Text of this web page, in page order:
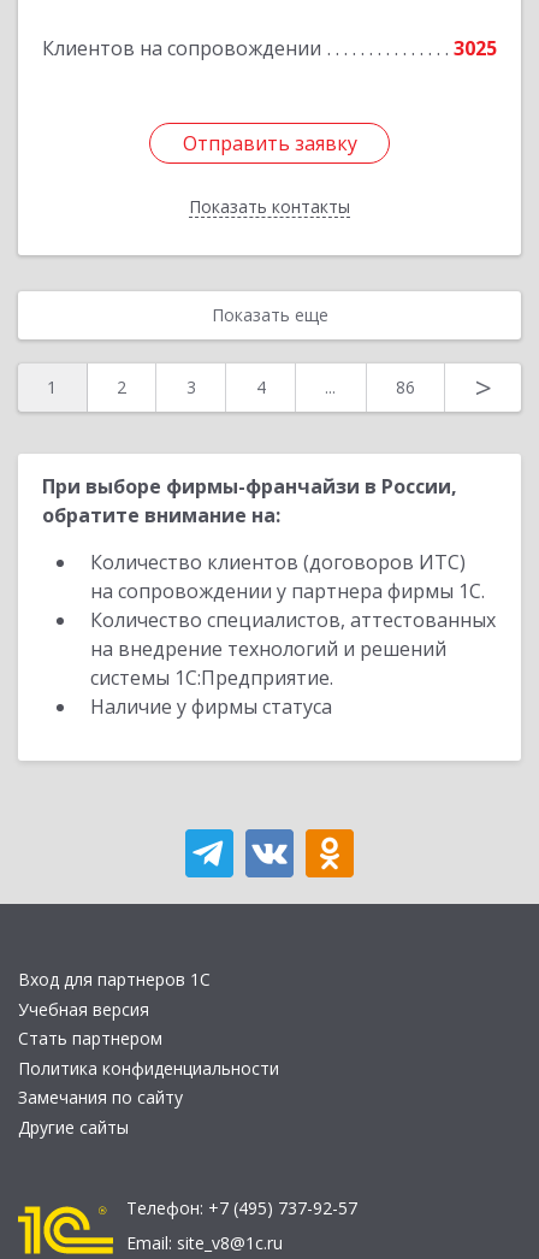
Клиентов на сопровождении 3025
Отправить заявку
Показать контакты
Подробнее
Отправить заявку
Назад
Показать еще
1 2 3 4 ... 86 >
При выборе фирмы-франчайзи в России,
обратите внимание на:
Количество клиентов (договоров ИТС)
на сопровождении у партнера фирмы 1С.
Количество специалистов, аттестованных
на внедрение технологий и решений
системы 1С:Предприятие.
Наличие у фирмы статуса
Вход для партнеров 1С
Учебная версия
Стать партнером
Политика конфиденциальности
Замечания по сайту
Другие сайты
Телефон: +7 (495) 737-92-57
Email: site_v8@1c.ru